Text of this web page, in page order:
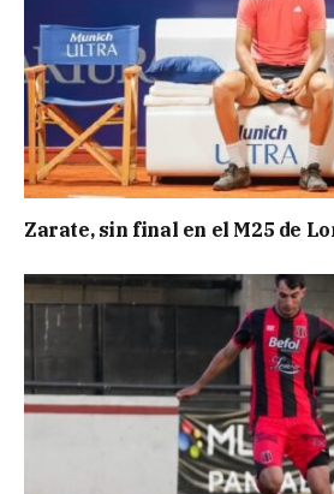
Zarate, sin final en el M25 de